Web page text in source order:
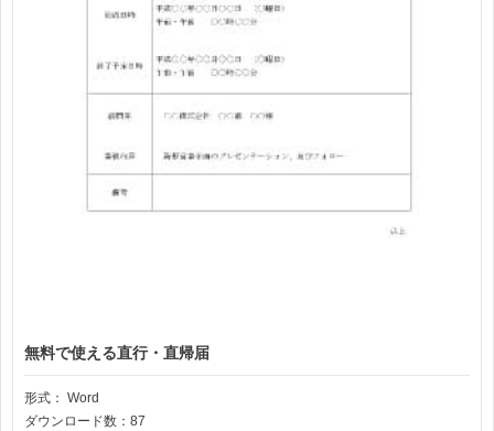
無料で使える直行・直帰届
形式： Word
ダウンロード数：87